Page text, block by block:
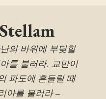
의 바위에 부딪힐
를 불러라. 교만이
파도에 흔들릴 때
아를 불러라 –